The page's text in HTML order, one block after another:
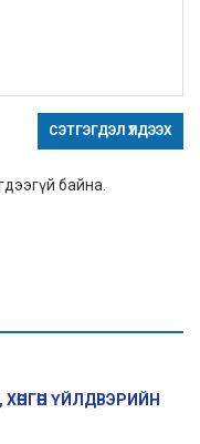
СЭТГЭГДЭЛ ҮЛДЭЭХ
байна.
ХӨНГӨН ҮЙЛДВЭРИЙН